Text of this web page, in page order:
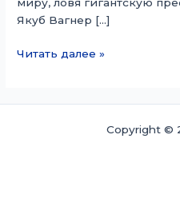
Якуб Вагнер […]
Якуб
Читать далее »
Copyright ©